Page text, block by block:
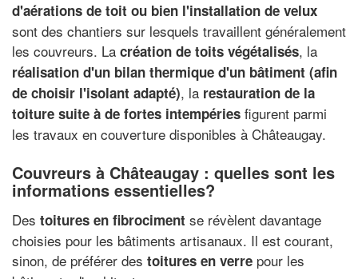
d'aérations de toit ou bien l'installation de velux
sont des chantiers sur lesquels travaillent généralement
les couvreurs. La création de toits végétalisés, la
réalisation d'un bilan thermique d'un bâtiment (afin
de choisir l'isolant adapté), la restauration de la
toiture suite à de fortes intempéries figurent parmi
les travaux en couverture disponibles à Châteaugay.
Couvreurs à Châteaugay : quelles sont les
informations essentielles?
Des toitures en fibrociment se révèlent davantage
choisies pour les bâtiments artisanaux. Il est courant,
sinon, de préférer des toitures en verre pour les